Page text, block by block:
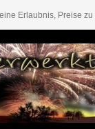
Erlaubnis, Preise